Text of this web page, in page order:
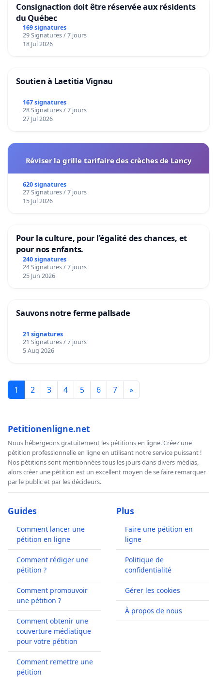
Consignaction doit être réservée aux résidents
du Québec
169 signatures
29 Signatures / 7 jours
18 Jul 2026
Soutien à Laetitia Vignau
167 signatures
28 Signatures / 7 jours
27 Jul 2026
Réviser la grille tarifaire des crèches de Lancy
620 signatures
27 Signatures / 7 jours
15 Jul 2026
Pour la culture, pour l'égalité des chances, et
pour nos enfants.
240 signatures
24 Signatures / 7 jours
25 Jun 2026
Sauvons notre ferme pallsade
21 signatures
21 Signatures / 7 jours
5 Aug 2026
1 2 3 4 5 6 7 »
Petitionenligne.net
Nous hébergeons gratuitement les pétitions en ligne. Créez une
pétition professionnelle en ligne en utilisant notre service puissant !
Nos pétitions sont mentionnées tous les jours dans divers médias,
alors créer une pétition est un excellent moyen de se faire remarquer
par le public et par les décideurs.
Guides
Comment lancer une
pétition en ligne
Comment rédiger une
pétition ?
Comment promouvoir
une pétition ?
Comment obtenir une
couverture médiatique
pour votre pétition
Comment remettre une
pétition
Plus
Faire une pétition en
ligne
Politique de
confidentialité
Gérer les cookies
À propos de nous